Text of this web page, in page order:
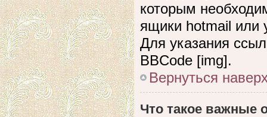
которым
ящики hotmail или
Для указания
BBCode [img].
Вернуться
Что такое важные